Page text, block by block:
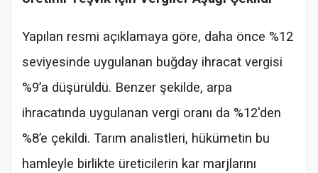
Yapılan resmi açıklamaya göre, daha önce %12
seviyesinde uygulanan buğday ihracat vergisi
%9’a düşürüldü. Benzer şekilde, arpa
ihracatında uygulanan vergi oranı da %12'den
%8’e çekildi. Tarım analistleri, hükümetin bu
hamleyle birlikte üreticilerin kar marjlarını